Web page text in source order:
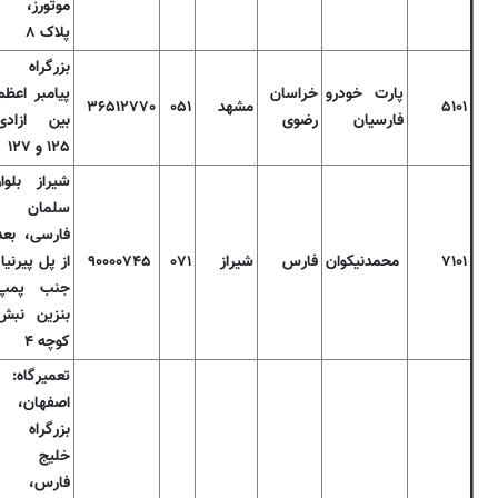
موتورز،
پلاک ۸
۵۱۰۱
پارت خودرو
فارسیان
خراسان
رضوی
مشهد ۰۵۱ ۳۶۵۱۲۷۷۰
بزرگراه
پیامبر
بین
۱۲۵ و ۱۲۷
۷۱۰۱ محمدنیکوان فارس شیراز ۰۷۱
شیراز
سلمان
فارسی،
از پل
جنب
بنزین
کوچه ۴
تعمیرگاه:
اصفهان،
بزرگراه
خلیج
فارس،